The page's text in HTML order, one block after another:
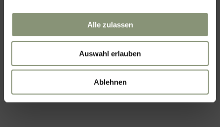
Alle zulassen
Auswahl erlauben
Ablehnen